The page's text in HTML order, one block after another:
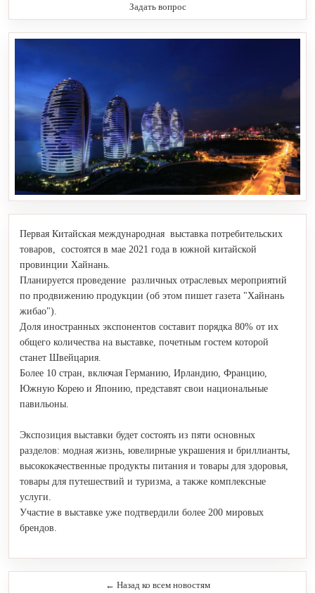
Задать вопрос
Первая Китайская международная выставка потребительских
товаров, состоятся в мае 2021 года в южной китайской
провинции Хайнань.
Планируется проведение различных отраслевых мероприятий
по продвижению продукции (об этом пишет газета "Хайнань
жибао").
Доля иностранных экспонентов составит порядка 80% от их
общего количества на выставке, почетным гостем которой
станет Швейцария.
Более 10 стран, включая Германию, Ирландию, Францию,
Южную Корею и Японию, представят свои национальные
павильоны.
Экспозиция выставки будет состоять из пяти основных
разделов: модная жизнь, ювелирные украшения и бриллианты,
высококачественные продукты питания и товары для здоровья,
товары для путешествий и туризма, а также комплексные
услуги.
Участие в выставке уже подтвердили более 200 мировых
брендов.
← Назад ко всем новостям